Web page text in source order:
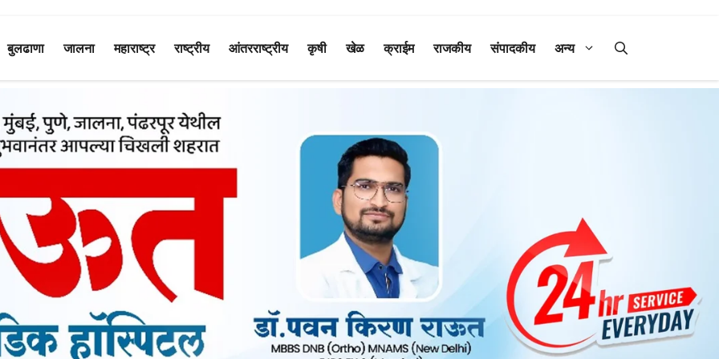
बुलढाणा जालना महाराष्ट्र राष्ट्रीय आंतरराष्ट्रीय कृषी खेळ क्राईम राजकीय संपादकीय अन्य